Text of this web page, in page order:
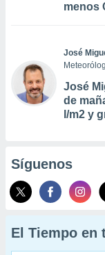
menos
José
José
de
l/m2 y
Síguenos
El Tiempo en